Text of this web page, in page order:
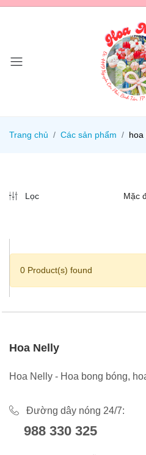
Trang chủ Các sản phẩm hoa
Lọc Mặc
0 Product(s) found
Hoa Nelly
Hoa Nelly - Hoa bong bóng,
Đường dây nóng 24/7:
988 330 325